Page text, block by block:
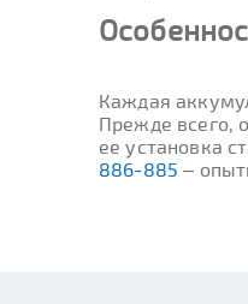
Каждая
Прежде всего,
ее установка
886-885 –